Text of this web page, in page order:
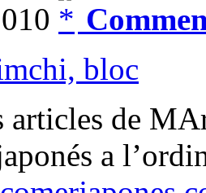
bloc
de
a